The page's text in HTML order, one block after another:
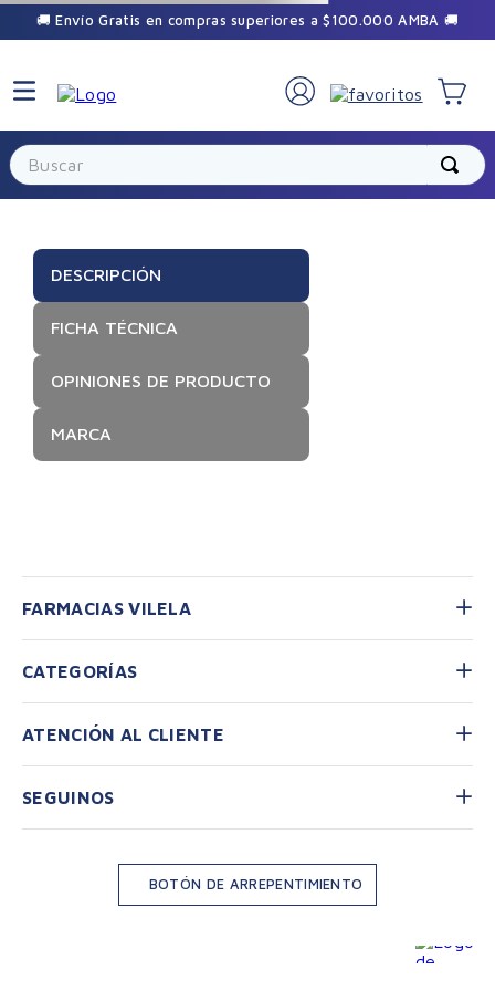
🚚 Envío Gratis en compras superiores a $100.000 AMBA 🚚
Buscar
DESCRIPCIÓN
FICHA TÉCNICA
OPINIONES DE PRODUCTO
MARCA
FARMACIAS VILELA
CATEGORÍAS
ATENCIÓN AL CLIENTE
SEGUINOS
BOTÓN DE ARREPENTIMIENTO
×
🎁 Sumate a la comunidad Vilela
Recibí promos exclusivas y beneficios
especiales durante el año.